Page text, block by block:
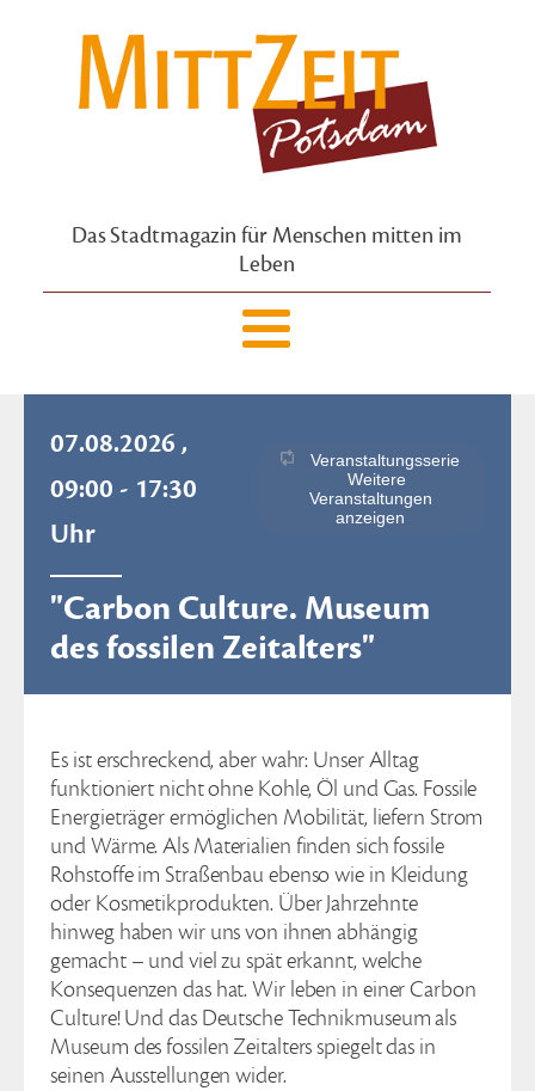
Das Stadtmagazin für Menschen mitten im
Leben
07.08.2026 ,
09:00 - 17:30
Uhr
Veranstaltungsserie
Weitere
Veranstaltungen
anzeigen
"Carbon Culture. Museum
des fossilen Zeitalters"
Es ist erschreckend, aber wahr: Unser Alltag
funktioniert nicht ohne Kohle, Öl und Gas. Fossile
Energieträger ermöglichen Mobilität, liefern Strom
und Wärme. Als Materialien finden sich fossile
Rohstoffe im Straßenbau ebenso wie in Kleidung
oder Kosmetikprodukten. Über Jahrzehnte
hinweg haben wir uns von ihnen abhängig
gemacht – und viel zu spät erkannt, welche
Konsequenzen das hat. Wir leben in einer Carbon
Culture! Und das Deutsche Technikmuseum als
Museum des fossilen Zeitalters spiegelt das in
seinen Ausstellungen wider.